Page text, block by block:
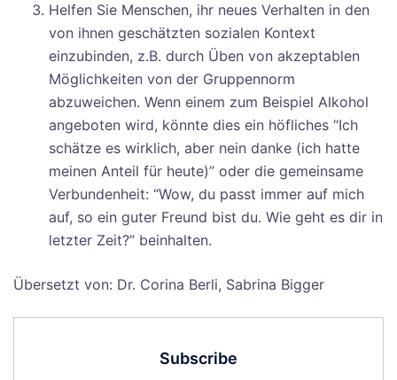
Helfen Sie Menschen, ihr neues Verhalten in den
von ihnen geschätzten sozialen Kontext
einzubinden, z.B. durch Üben von akzeptablen
Möglichkeiten von der Gruppennorm
abzuweichen. Wenn einem zum Beispiel Alkohol
angeboten wird, könnte dies ein höfliches “Ich
schätze es wirklich, aber nein danke (ich hatte
meinen Anteil für heute)” oder die gemeinsame
Verbundenheit: “Wow, du passt immer auf mich
auf, so ein guter Freund bist du. Wie geht es dir in
letzter Zeit?” beinhalten.
Übersetzt von: Dr. Corina Berli, Sabrina Bigger
Subscribe